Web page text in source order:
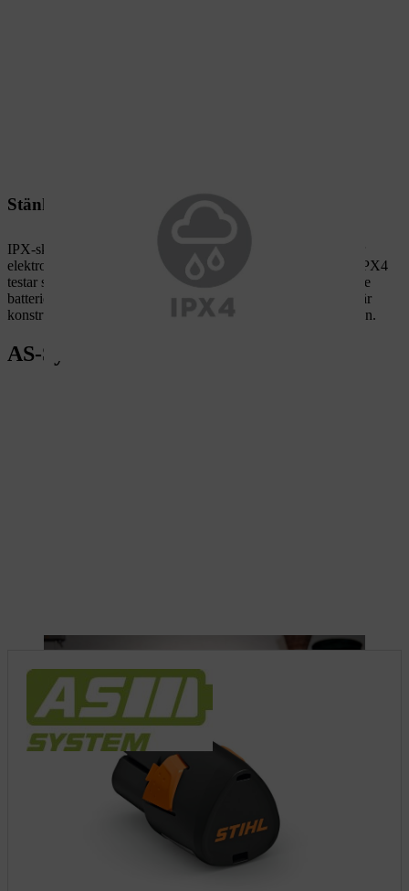
Stänkskyddsplåt
IPX-skyddsklasserna definierar fuktskyddet för elektriska eller
elektroniska enheter. Fuktskyddstestet definieras i olika steg. IPX4
testar skyddet mot stänkvatten från alla sidor. Det innebär att de
batteridrivna maskinerna i AS-System med denna certifiering är
konstruerade för daglig användning även i regniga förhållanden.
AS-Systems batterier och laddare